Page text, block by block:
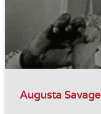
Augusta Savage